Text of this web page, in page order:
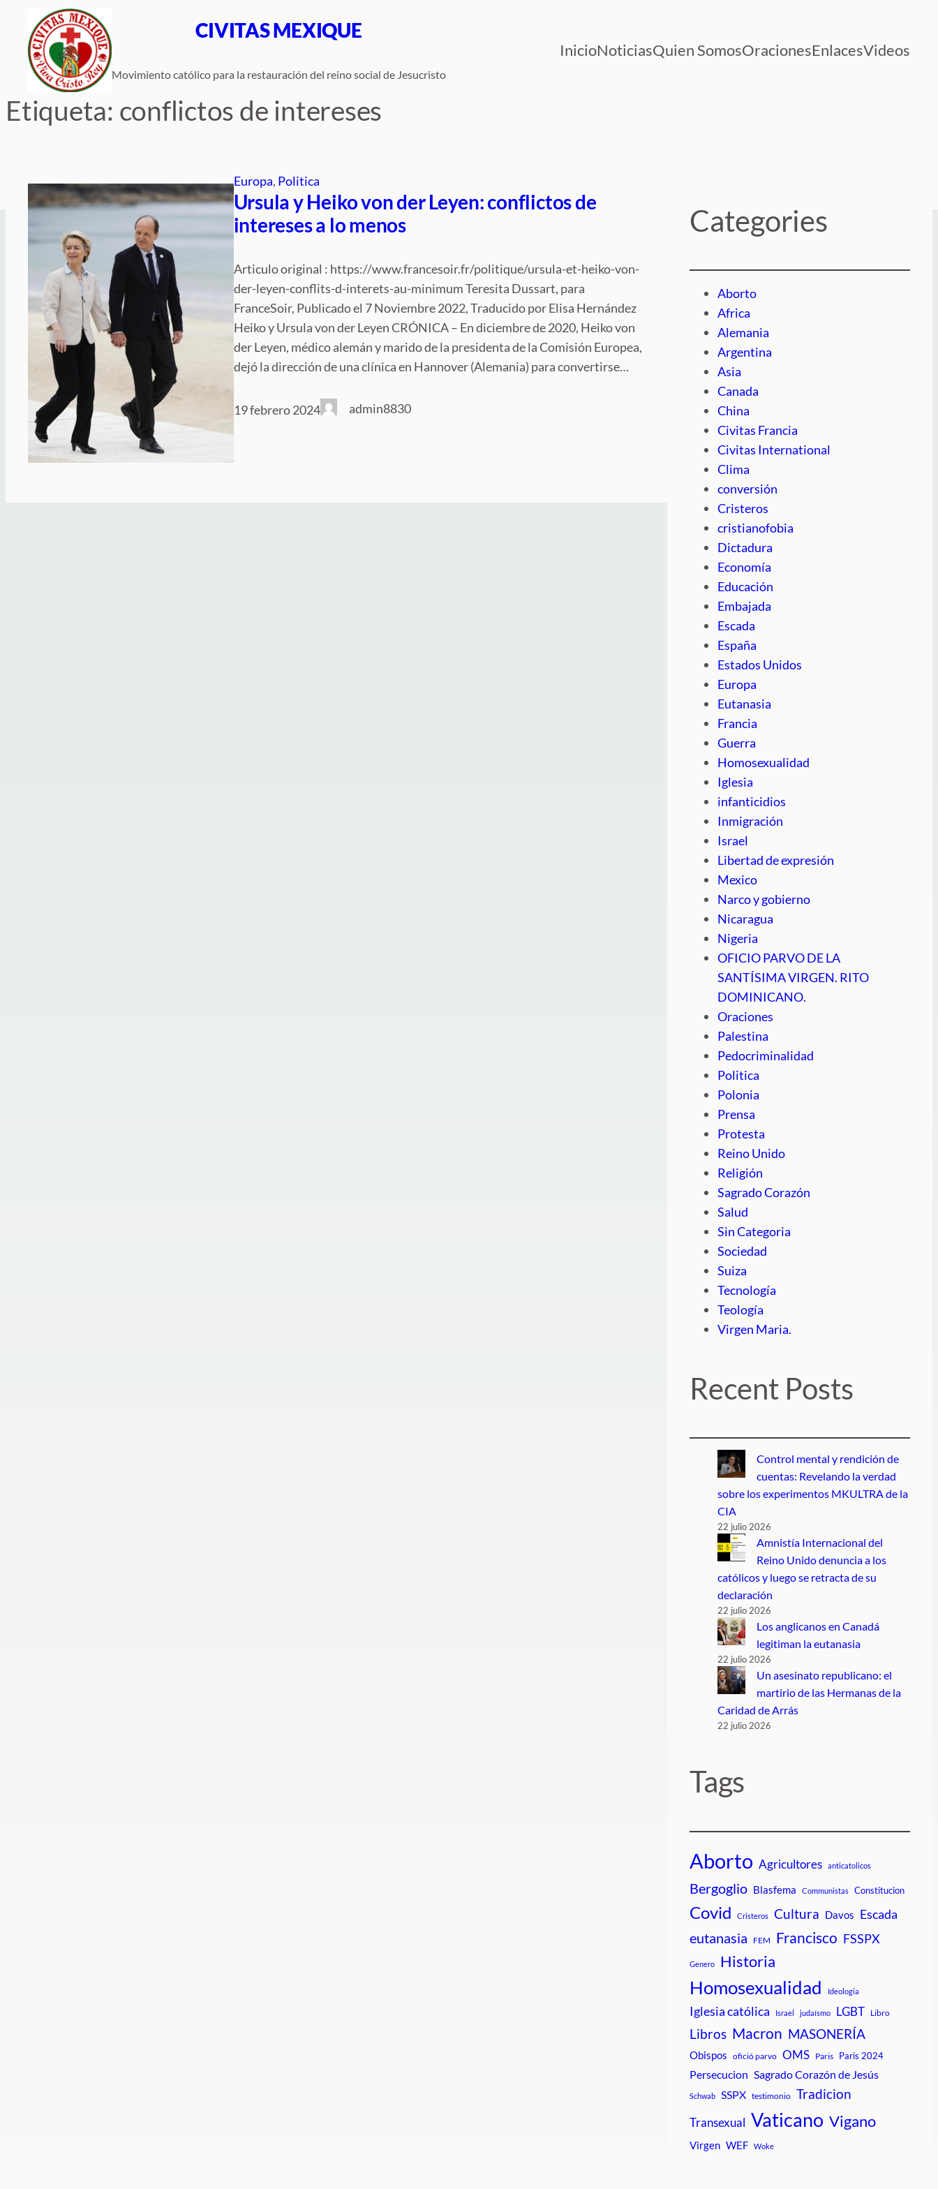
contenido
CIVITAS MEXIQUE
Movimiento católico para la restauración del reino social de Jesucristo
InicioNoticiasQuien SomosOracionesEnlacesVideos
Etiqueta: conflictos de intereses
Europa, Politica
Ursula y Heiko von der Leyen: conflictos de
intereses a lo menos
Articulo original : https://www.francesoir.fr/politique/ursula-et-heiko-von-
der-leyen-conflits-d-interets-au-minimum Teresita Dussart, para
FranceSoir, Publicado el 7 Noviembre 2022, Traducido por Elisa Hernández
Heiko y Ursula von der Leyen CRÓNICA – En diciembre de 2020, Heiko von
der Leyen, médico alemán y marido de la presidenta de la Comisión Europea,
dejó la dirección de una clínica en Hannover (Alemania) para convertirse…
19 febrero 2024 admin8830
Categories
Aborto
Africa
Alemania
Argentina
Asia
Canada
China
Civitas Francia
Civitas International
Clima
conversión
Cristeros
cristianofobia
Dictadura
Economía
Educación
Embajada
Escada
España
Estados Unidos
Europa
Eutanasia
Francia
Guerra
Homosexualidad
Iglesia
infanticidios
Inmigración
Israel
Libertad de expresión
Mexico
Narco y gobierno
Nicaragua
Nigeria
OFICIO PARVO DE LA
SANTÍSIMA VIRGEN. RITO
DOMINICANO.
Oraciones
Palestina
Pedocriminalidad
Politica
Polonia
Prensa
Protesta
Reino Unido
Religión
Sagrado Corazón
Salud
Sin Categoria
Sociedad
Suiza
Tecnología
Teología
Virgen Maria.
Recent Posts
Control mental y rendición de
cuentas: Revelando la verdad
sobre los experimentos MKULTRA de la
CIA
22 julio 2026
Amnistía Internacional del
Reino Unido denuncia a los
católicos y luego se retracta de su
declaración
22 julio 2026
Los anglicanos en Canadá
legitiman la eutanasia
22 julio 2026
Un asesinato republicano: el
martirio de las Hermanas de la
Caridad de Arrás
22 julio 2026
Tags
Aborto Agricultores anticatolicos
Bergoglio Blasfema Communistas Constitucion
Covid Cristeros Cultura Davos Escada
eutanasia FEM Francisco FSSPX
Genero Historia
Homosexualidad Ideologia
Iglesia católica Israel judaísmo LGBT Libro
Libros Macron MASONERÍA
Obispos ofició parvo OMS Paris Paris 2024
Persecucion Sagrado Corazón de Jesús
Schwab SSPX testimonio Tradicion
Transexual Vaticano Vigano
Virgen WEF Woke